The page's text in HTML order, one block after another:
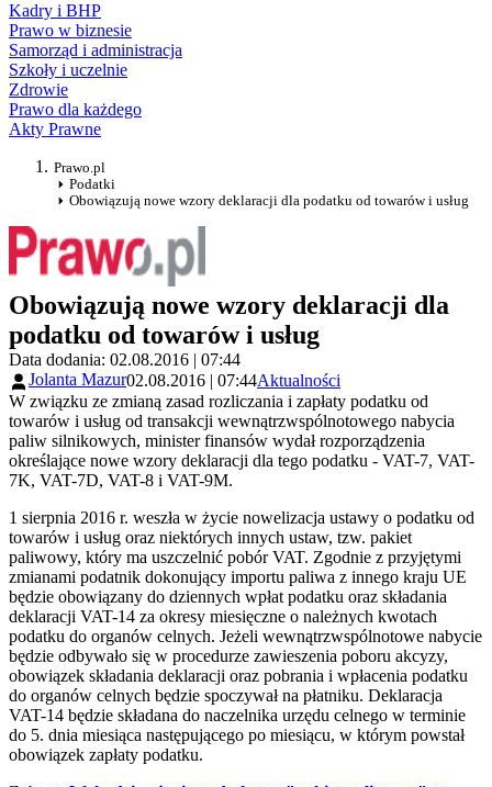
Kadry i BHP
Prawo w biznesie
Samorząd i administracja
Szkoły i uczelnie
Zdrowie
Prawo dla każdego
Akty Prawne
Prawo.pl
Podatki
Obowiązują nowe wzory deklaracji dla podatku od towarów i usług
Obowiązują nowe wzory deklaracji dla
podatku od towarów i usług
Data dodania: 02.08.2016 | 07:44
Jolanta Mazur02.08.2016 | 07:44Aktualności
W związku ze zmianą zasad rozliczania i zapłaty podatku od
towarów i usług od transakcji wewnątrzwspólnotowego nabycia
paliw silnikowych, minister finansów wydał rozporządzenia
określające nowe wzory deklaracji dla tego podatku - VAT-7, VAT-
7K, VAT-7D, VAT-8 i VAT-9M.
1 sierpnia 2016 r. weszła w życie nowelizacja ustawy o podatku od
towarów i usług oraz niektórych innych ustaw, tzw. pakiet
paliwowy, który ma uszczelnić pobór VAT. Zgodnie z przyjętymi
zmianami podatnik dokonujący importu paliwa z innego kraju UE
będzie obowiązany do dziennych wpłat podatku oraz składania
deklaracji VAT-14 za okresy miesięczne o należnych kwotach
podatku do organów celnych. Jeżeli wewnątrzwspólnotowe nabycie
będzie odbywało się w procedurze zawieszenia poboru akcyzy,
obowiązek składania deklaracji oraz pobrania i wpłacenia podatku
do organów celnych będzie spoczywał na płatniku. Deklaracja
VAT-14 będzie składana do naczelnika urzędu celnego w terminie
do 5. dnia miesiąca następującego po miesiącu, w którym powstał
obowiązek zapłaty podatku.